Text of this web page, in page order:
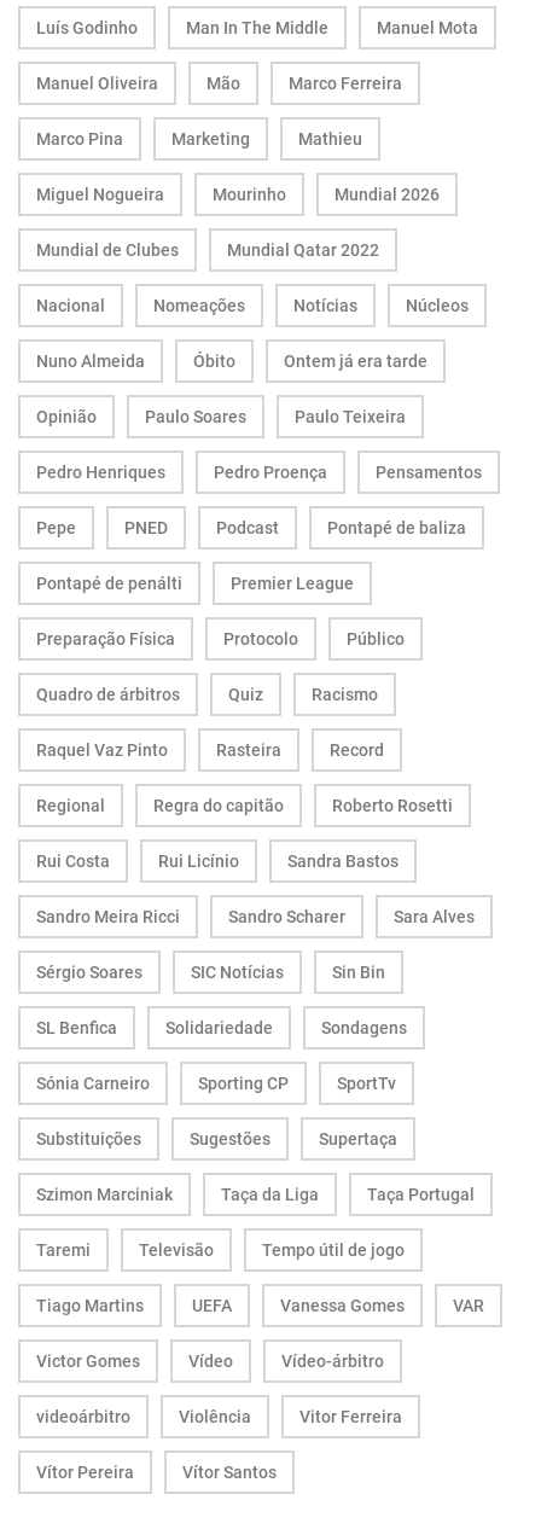
Luís Godinho Man In The Middle Manuel Mota
Manuel Oliveira Mão Marco Ferreira
Marco Pina Marketing Mathieu
Miguel Nogueira Mourinho Mundial 2026
Mundial de Clubes Mundial Qatar 2022
Nacional Nomeações Notícias Núcleos
Nuno Almeida Óbito Ontem já era tarde
Opinião Paulo Soares Paulo Teixeira
Pedro Henriques Pedro Proença Pensamentos
Pepe PNED Podcast Pontapé de baliza
Pontapé de penálti Premier League
Preparação Física Protocolo Público
Quadro de árbitros Quiz Racismo
Raquel Vaz Pinto Rasteira Record
Regional Regra do capitão Roberto Rosetti
Rui Costa Rui Licínio Sandra Bastos
Sandro Meira Ricci Sandro Scharer Sara Alves
Sérgio Soares SIC Notícias Sin Bin
SL Benfica Solidariedade Sondagens
Sónia Carneiro Sporting CP SportTv
Substituições Sugestões Supertaça
Szimon Marciniak Taça da Liga Taça Portugal
Taremi Televisão Tempo útil de jogo
Tiago Martins UEFA Vanessa Gomes VAR
Victor Gomes Vídeo Vídeo-árbitro
videoárbitro Violência Vitor Ferreira
Vítor Pereira Vítor Santos